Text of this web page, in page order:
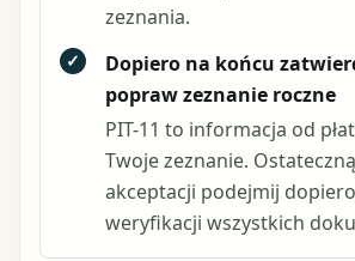
zeznania.
✓
Dopiero na końcu
popraw zeznanie roczne
PIT-11 to informacja od
Twoje zeznanie.
akceptacji podejmij
weryfikacji wszystkich